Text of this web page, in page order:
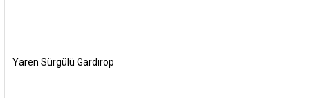
Yaren Sürgülü Gardırop